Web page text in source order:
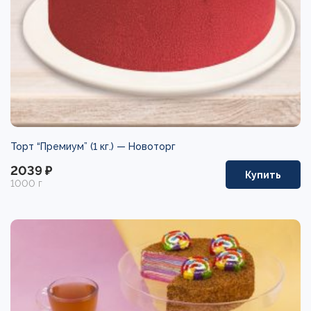
Торт “Премиум” (1 кг.) — Новоторг
2039 ₽
1000 г
Купить